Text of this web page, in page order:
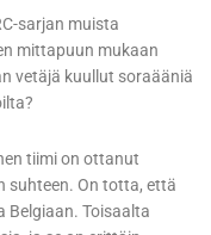
sarjan muista
mittapuun mukaan
vetäjä kuullut soraääniä
tiimi on ottanut
suhteen. On totta, että
Belgiaan. Toisaalta